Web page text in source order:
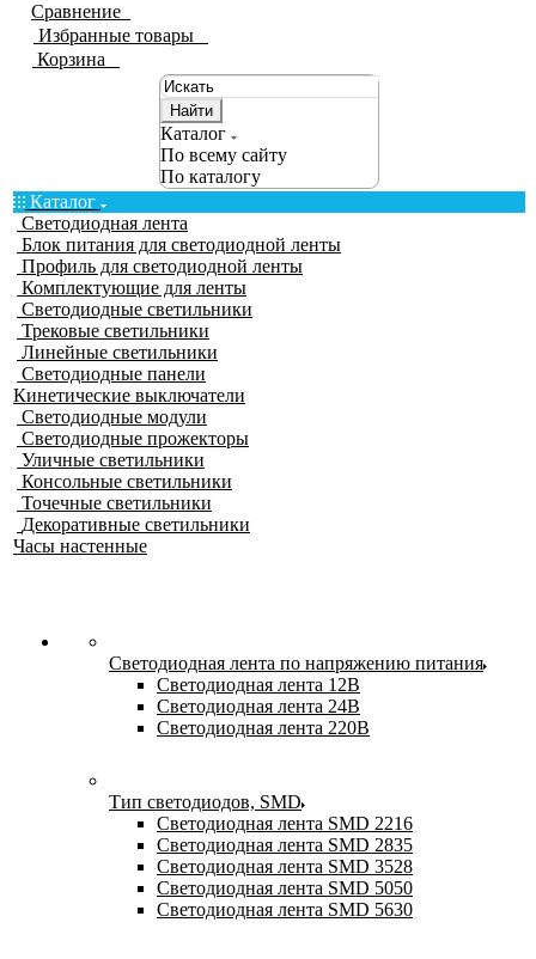
Сравнение
Избранные товары
Корзина
Найти
Каталог
По всему сайту
По каталогу
Каталог
Светодиодная лента
Блок питания для светодиодной ленты
Профиль для светодиодной ленты
Комплектующие для ленты
Светодиодные светильники
Трековые светильники
Линейные светильники
Светодиодные панели
Кинетические выключатели
Светодиодные модули
Светодиодные прожекторы
Уличные светильники
Консольные светильники
Точечные светильники
Декоративные светильники
Часы настенные
Светодиодная лента по напряжению питания
Светодиодная лента 12В
Светодиодная лента 24В
Светодиодная лента 220В
Тип светодиодов, SMD
Cветодиодная лента SMD 2216
Светодиодная лента SMD 2835
Светодиодная лента SMD 3528
Светодиодная лента SMD 5050
Светодиодная лента SMD 5630